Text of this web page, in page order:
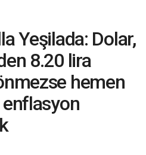
Yeşilada: Dolar,
8.20 lira
hemen
enflasyon